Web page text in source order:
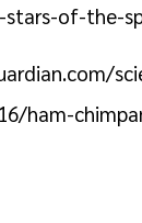
stars-of-the-
ham-